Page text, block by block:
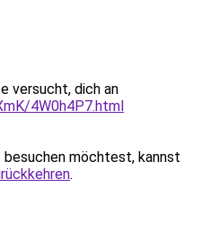
versucht, dich an
4W0h4P7.html
möchtest, kannst
.